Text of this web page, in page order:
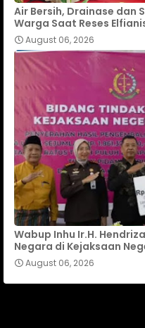
Air Bersih, Drainase dan
Warga Saat Reses
August 06, 2026
Wabup Inhu Ir.H.
Negara di Kejaksaan
August 06, 2026